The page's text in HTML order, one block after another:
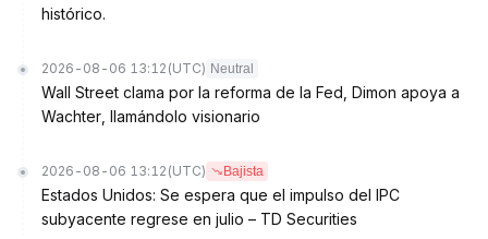
histórico.
2026-08-06 13:12 (UTC) Neutral
Wall Street clama por la reforma de la Fed, Dimon apoya a
Wachter, llamándolo visionario
2026-08-06 13:12 (UTC) Bajista
Estados Unidos: Se espera que el impulso del IPC
subyacente regrese en julio – TD Securities